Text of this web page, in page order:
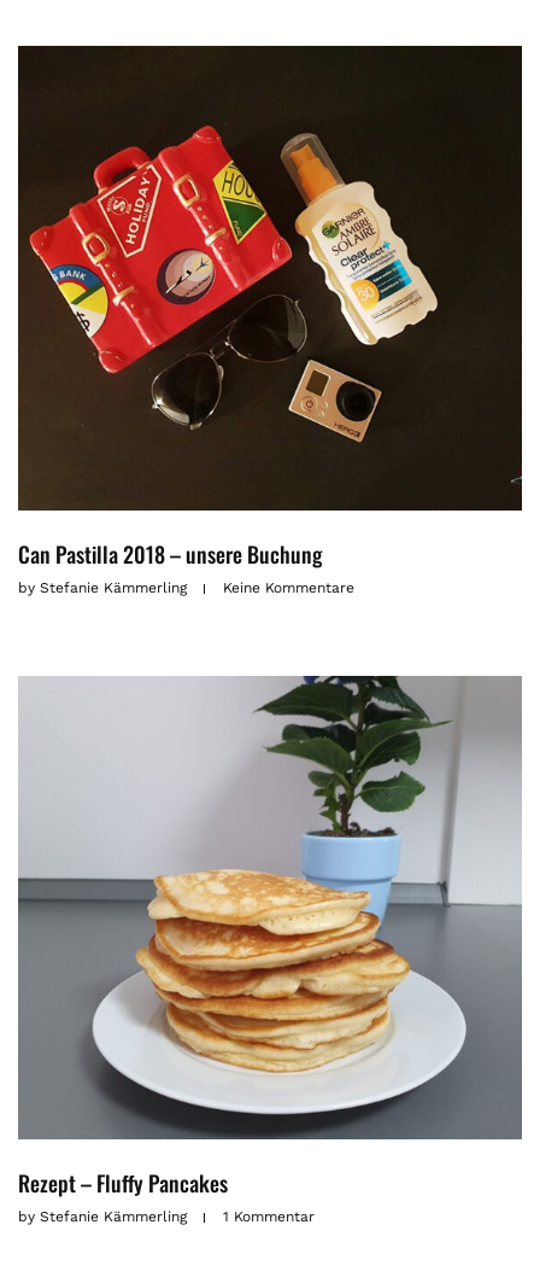
Can Pastilla 2018 – unsere Buchung
by Stefanie Kämmerling Keine Kommentare
Rezept – Fluffy Pancakes
by Stefanie Kämmerling 1 Kommentar